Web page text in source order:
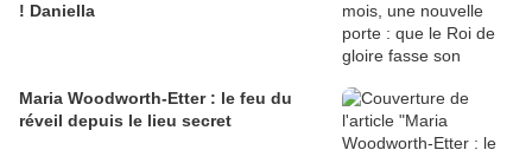
! Daniella
Maria Woodworth-Etter : le feu du
réveil depuis le lieu secret